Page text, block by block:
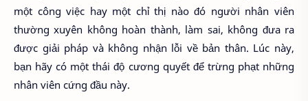
một công việc hay một chỉ thị nào đó người nhân viên
thường xuyên không hoàn thành, làm sai, không đưa ra
được giải pháp và không nhận lỗi về bản thân. Lúc này,
bạn hãy có một thái độ cương quyết để trừng phạt những
nhân viên cứng đầu này.